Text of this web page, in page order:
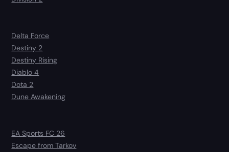
Delta Force
Destiny 2
Destiny Rising
Diablo 4
Dota 2
Dune Awakening
EA Sports FC 26
Escape from Tarkov